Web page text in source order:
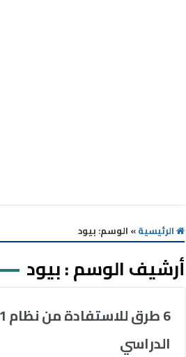
الرئيسية» الوسم: بيود
أرشيف الوسم :بيود
الدراسي